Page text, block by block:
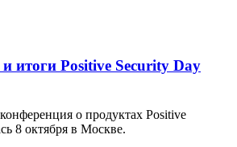
итоги Positive Security Day
о продуктах Positive
8 октября в Москве.